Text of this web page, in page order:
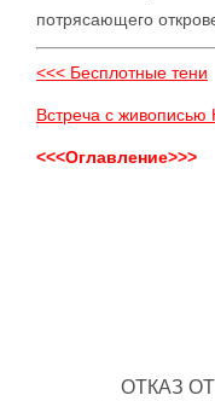
потрясающего
<<< Бесплотные тени
Встреча с
<<<Оглавление>>>
ОТКАЗ